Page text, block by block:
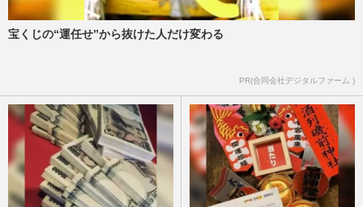
宝くじの“運任せ”から抜けた人だけ変わる
PR(合同会社デジタルファーム )